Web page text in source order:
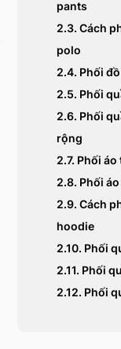
pants
2.3. Cách
polo
2.4. Phối
2.5. Phối
2.6. Phối
rộng
2.7. Phối
2.8. Phối
2.9. Cách
hoodie
2.10. Phối
2.11. Phối
2.12. Phối